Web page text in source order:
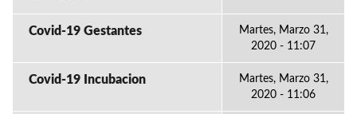
Covid-19 Gestantes
Martes, Marzo 31,
2020 - 11:07
Covid-19 Incubacion
Martes, Marzo 31,
2020 - 11:06